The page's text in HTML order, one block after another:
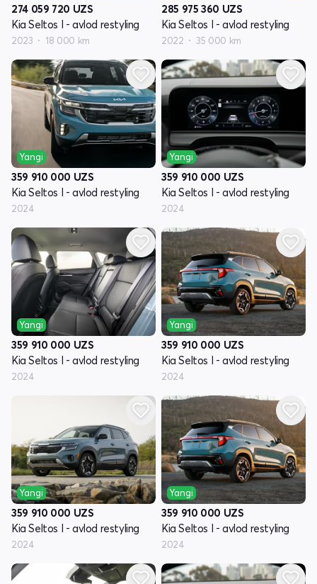
274 059 720 UZS
Kia Seltos I - avlod restyling
2023 18 000 km
285 975 360 UZS
Kia Seltos I - avlod restyling
2022 35 000 km
Yangi
359 910 000 UZS
Kia Seltos I - avlod restyling
2024
Yangi
359 910 000 UZS
Kia Seltos I - avlod restyling
2024
Yangi
359 910 000 UZS
Kia Seltos I - avlod restyling
2024
Yangi
359 910 000 UZS
Kia Seltos I - avlod restyling
2024
Yangi
359 910 000 UZS
Kia Seltos I - avlod restyling
2024
Yangi
359 910 000 UZS
Kia Seltos I - avlod restyling
2024